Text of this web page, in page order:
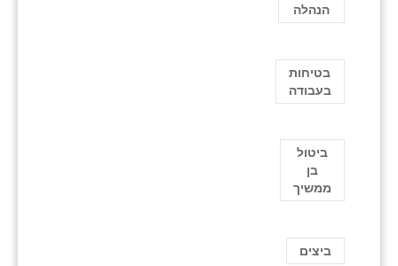
הנהלה
בטיחות
בעבודה
ביטול
בן
ממשיך
ביצים